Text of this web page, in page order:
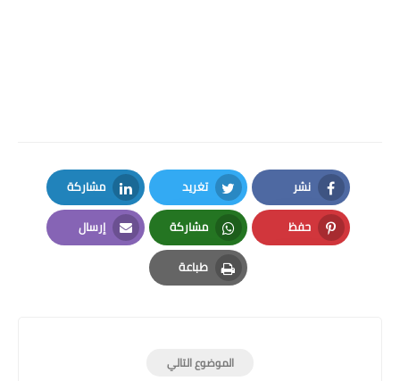
نشر
Facebook
تغريد
Twitter
مشاركة
LinkedIn
حفظ
Pinterest
مشاركة
Whatsapp
إرسال
Email
طباعة
Print
الموضوع التالي